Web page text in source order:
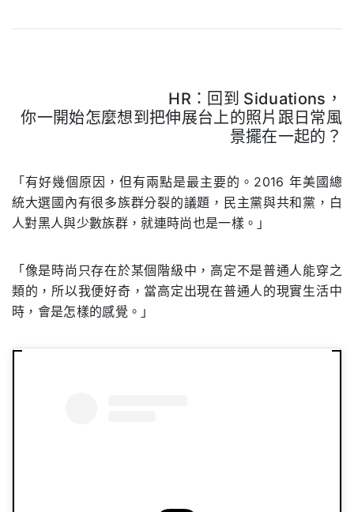
HR：回到 Siduations，
你一開始怎麼想到把伸展台上的照片跟日常風
景擺在一起的？
「有好幾個原因，但有兩點是最主要的。2016 年美國總
統大選國內有很多族群分裂的議題，民主黨與共和黨，白
人對黑人與少數族群，就連時尚也是一樣。」
「像是時尚只存在於某個階級中，高定不是普通人能穿之
類的，所以我便好奇，當高定出現在普通人的現實生活中
時，會是怎樣的感覺。」